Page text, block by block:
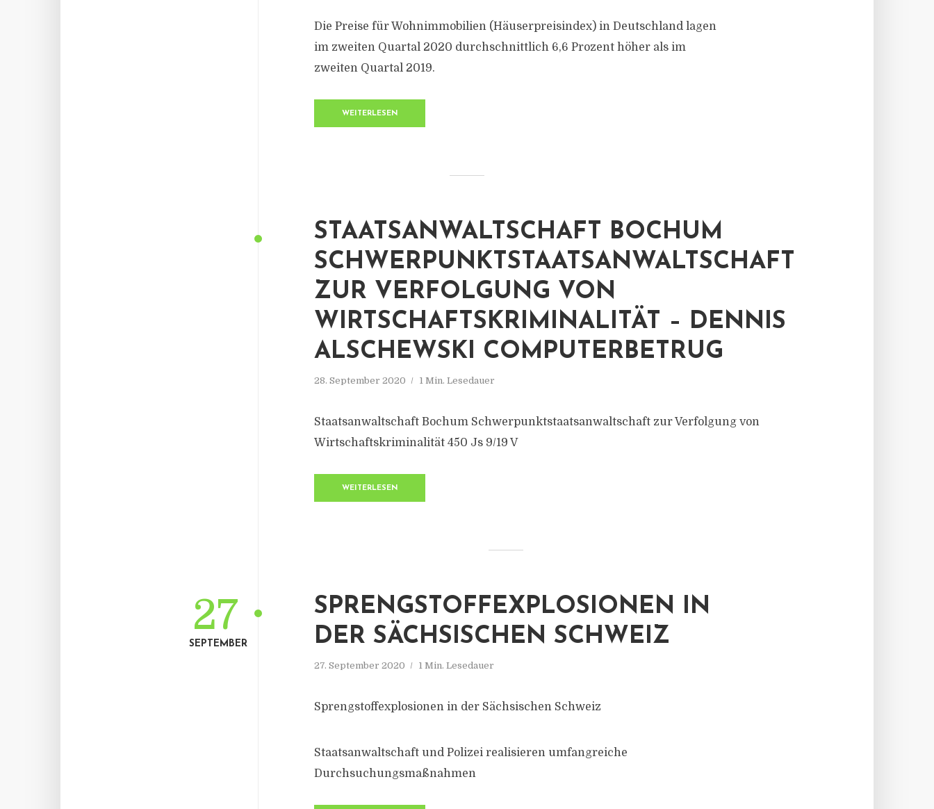
Die Preise für Wohnimmobilien (Häuserpreisindex) in Deutschland lagen
im zweiten Quartal 2020 durchschnittlich 6,6 Prozent höher als im
zweiten Quartal 2019.
WEITERLESEN
STAATSANWALTSCHAFT BOCHUM
SCHWERPUNKTSTAATSANWALTSCHAFT
ZUR VERFOLGUNG VON
WIRTSCHAFTSKRIMINALITÄT – DENNIS
ALSCHEWSKI COMPUTERBETRUG
28. September 2020 1 Min. Lesedauer
Staatsanwaltschaft Bochum Schwerpunktstaatsanwaltschaft zur Verfolgung von
Wirtschaftskriminalität 450 Js 9/19 V
WEITERLESEN
SPRENGSTOFFEXPLOSIONEN IN
DER SÄCHSISCHEN SCHWEIZ
27. September 2020 1 Min. Lesedauer
27
SEPTEMBER
Sprengstoffexplosionen in der Sächsischen Schweiz
Staatsanwaltschaft und Polizei realisieren umfangreiche
Durchsuchungsmaßnahmen